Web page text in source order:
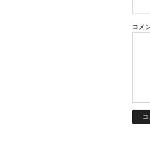
コメ